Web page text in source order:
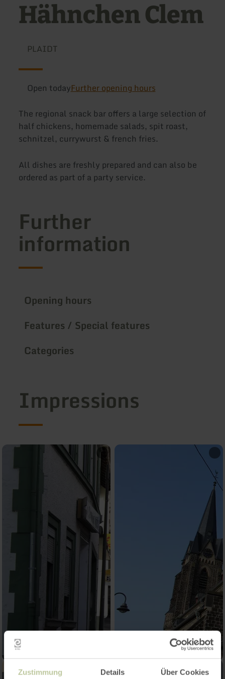
Zustimmung Details Über Cookies
Hähnchen Clem
PLAIDT
Open todayFurther opening hours
The regional snack bar offers a large selection of
half chickens, homemade salads, spit roast,
schnitzel, currywurst & french fries.
All dishes are freshly prepared and can also be
ordered as part of a party service.
Further
information
Opening hours
Features / Special features
Categories
Impressions